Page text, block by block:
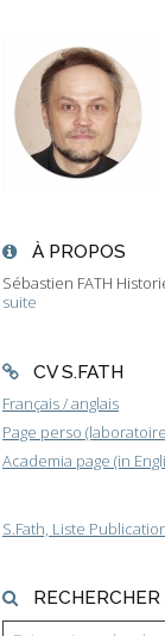
À PROPOS
Sébastien FATH
suite
CV S.FATH
Français / anglais
Page perso
Academia page (in
S.Fath, Liste
RECHERCHER